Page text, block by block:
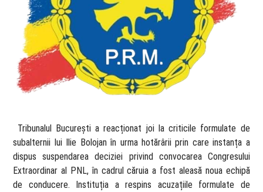
​ Tribunalul București a reacționat joi la criticile formulate de
subalternii lui Ilie Bolojan în urma hotărârii prin care instanța a
dispus suspendarea deciziei privind convocarea Congresului
Extraordinar al PNL, în cadrul căruia a fost aleasă noua echipă
de conducere. Instituția a respins acuzațiile formulate de